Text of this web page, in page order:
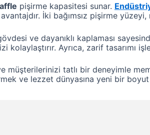
pişirme kapasitesi sunar.
İki bağımsız pişirme
ve dayanıklı kaplaması
Ayrıca, zarif tasarımı
müşterilerinizi tatlı bir deneyimle
ve lezzet dünyasına yeni bir